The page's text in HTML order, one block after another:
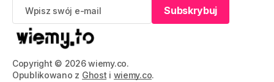
Copyright © 2026 wiemy.co.
Opublikowano z Ghost i wiemy.co.
Subskrybuj
Subskrybuj